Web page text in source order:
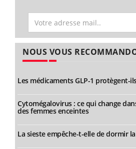
NOUS VOUS
Les médicaments GLP-1 protègent-
Cytomégalovirus : ce qui change
des femmes enceintes
La sieste empêche-t-elle de dormir